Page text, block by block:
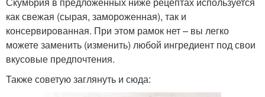
как свежая (сырая, замороженная), так и
консервированная. При этом рамок нет – вы легко
можете заменить (изменить) любой ингредиент под свои
вкусовые предпочтения.
Также советую заглянуть и сюда: